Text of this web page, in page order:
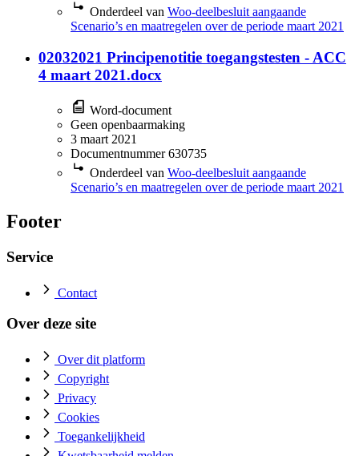
Onderdeel van Woo-deelbesluit aangaande
Scenario’s en maatregelen over de periode maart 2021
02032021 Principenotitie toegangstesten - ACC
4 maart 2021.docx
Word-document
Geen openbaarmaking
3 maart 2021
Documentnummer 630735
Onderdeel van Woo-deelbesluit aangaande
Scenario’s en maatregelen over de periode maart 2021
Footer
Service
Contact
Over deze site
Over dit platform
Copyright
Privacy
Cookies
Toegankelijkheid